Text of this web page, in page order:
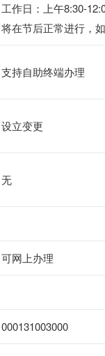
工作日：上午8:30-
将在节后正常进行，
支持自助终端办理
设立变更
无
可网上办理
000131003000